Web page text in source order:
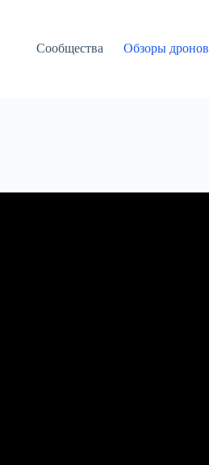
Сообщества Обзоры дронов